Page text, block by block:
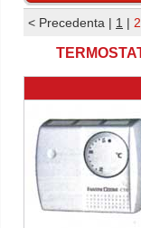
< Precedenta | 1 | 2